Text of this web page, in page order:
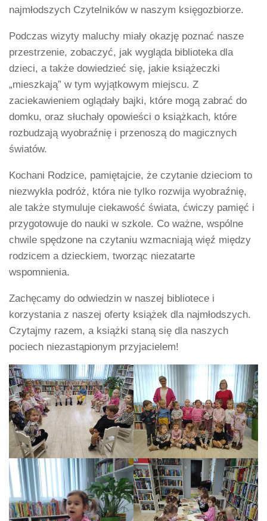
najmłodszych Czytelników w naszym księgozbiorze.
Podczas wizyty maluchy miały okazję poznać nasze
przestrzenie, zobaczyć, jak wygląda biblioteka dla
dzieci, a także dowiedzieć się, jakie książeczki
„mieszkają” w tym wyjątkowym miejscu. Z
zaciekawieniem oglądały bajki, które mogą zabrać do
domku, oraz słuchały opowieści o książkach, które
rozbudzają wyobraźnię i przenoszą do magicznych
światów.
Kochani Rodzice, pamiętajcie, że czytanie dzieciom to
niezwykła podróż, która nie tylko rozwija wyobraźnię,
ale także stymuluje ciekawość świata, ćwiczy pamięć i
przygotowuje do nauki w szkole. Co ważne, wspólne
chwile spędzone na czytaniu wzmacniają więź między
rodzicem a dzieckiem, tworząc niezatarte
wspomnienia.
Zachęcamy do odwiedzin w naszej bibliotece i
korzystania z naszej oferty książek dla najmłodszych.
Czytajmy razem, a książki staną się dla naszych
pociech niezastąpionym przyjacielem!